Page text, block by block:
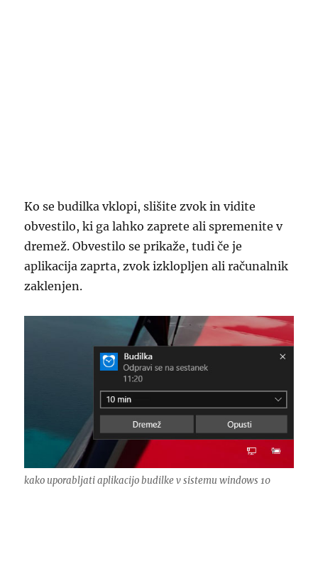
Ko se budilka vklopi, slišite zvok in vidite
obvestilo, ki ga lahko zaprete ali spremenite v
dremež. Obvestilo se prikaže, tudi če je
aplikacija zaprta, zvok izklopljen ali računalnik
zaklenjen.
kako uporabljati aplikacijo budilke v sistemu windows 10